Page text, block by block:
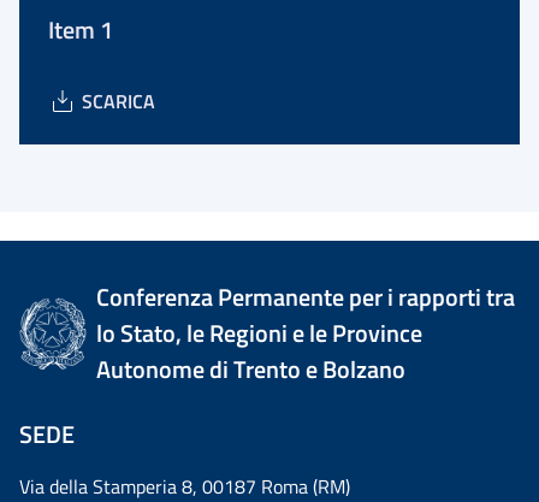
Item 1
SCARICA
Conferenza Permanente per i rapporti tra
lo Stato, le Regioni e le Province
Autonome di Trento e Bolzano
SEDE
Via della Stamperia 8, 00187 Roma (RM)